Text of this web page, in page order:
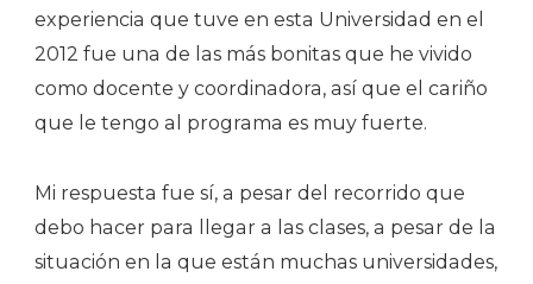
experiencia que tuve en esta Universidad en el
2012 fue una de las más bonitas que he vivido
como docente y coordinadora, así que el cariño
que le tengo al programa es muy fuerte.
Mi respuesta fue sí, a pesar del recorrido que
debo hacer para llegar a las clases, a pesar de la
situación en la que están muchas universidades,